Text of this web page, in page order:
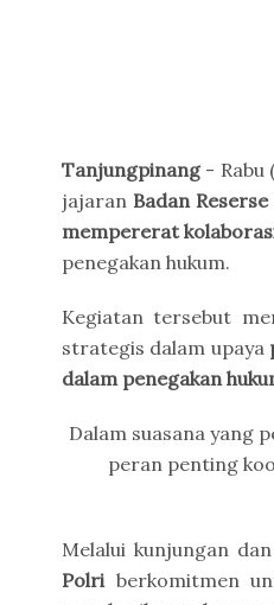
Tanjungpinang- Rabu
jajaran Badan
mempererat
penegakan hukum.
Kegiatan tersebut
strategis dalam upaya
dalam penegakan
Dalam suasana yang
peran penting
Melalui kunjungan
Polriberkomitmen